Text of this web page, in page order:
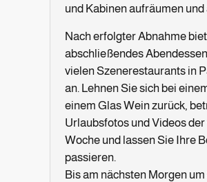
und Kabinen aufräumen
Nach erfolgter Abnahme
abschließendes
vielen Szenerestaurants in
an. Lehnen Sie sich bei
einem Glas Wein zurück,
Urlaubsfotos und Videos
Woche und lassen Sie Ihre
passieren.
Bis am nächsten Morgen